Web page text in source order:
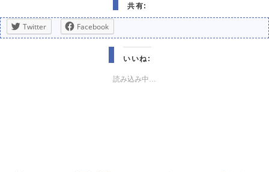
共有:
Twitter Facebook
いいね:
読み込み中…